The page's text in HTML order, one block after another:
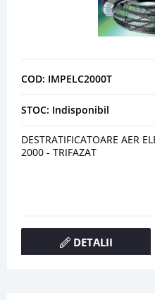
COD: IMPELC2000T
STOC: Indisponibil
DESTRATIFICATOARE AER
2000 - TRIFAZAT
DETALII